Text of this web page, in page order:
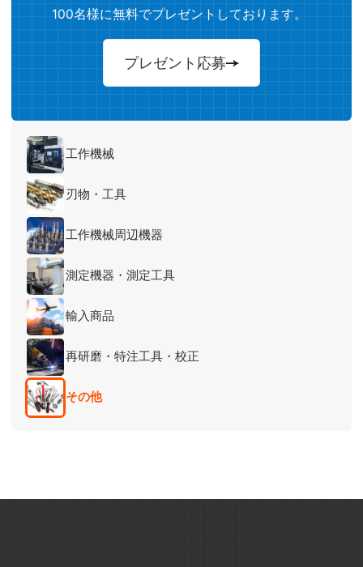
工作機械
刃物・工具
工作機械周辺機器
測定機器・測定工具
輸入商品
再研磨・特注工具・校正
その他
100名様に無料でプレゼントしております。
プレゼント応募